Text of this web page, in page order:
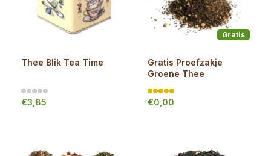
Thee Blik Tea Time
€3,85
Gratis
Gratis Proefzakje
Groene Thee
€0,00